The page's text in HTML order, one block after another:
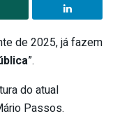
de 2025, já fazem
”.
do atual
Passos.